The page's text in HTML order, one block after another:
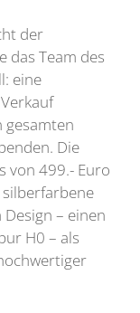
der
das Team des
eine
gesamten
Die
von 499.- Euro
– einen
H0 – als